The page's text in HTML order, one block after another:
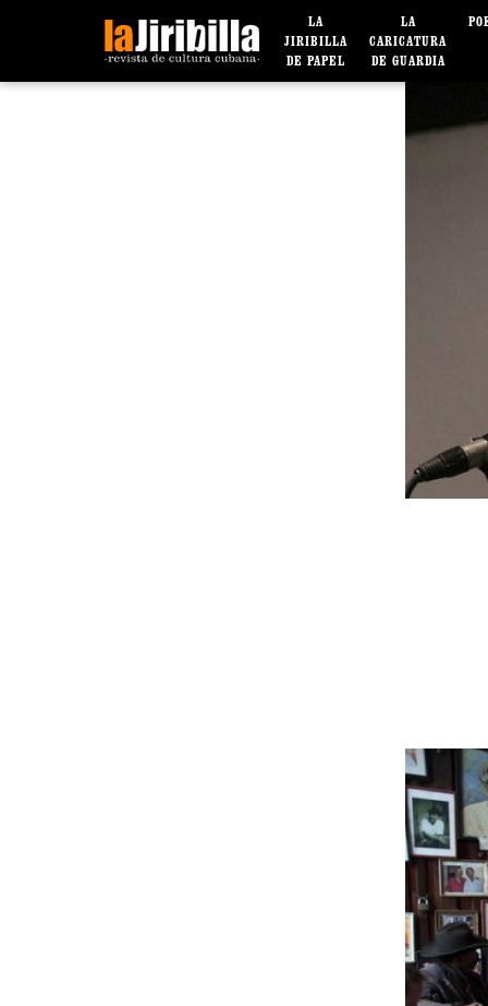
LA
JIRIBILLA
DE PAPEL
LA
CARICATURA
DE GUARDIA